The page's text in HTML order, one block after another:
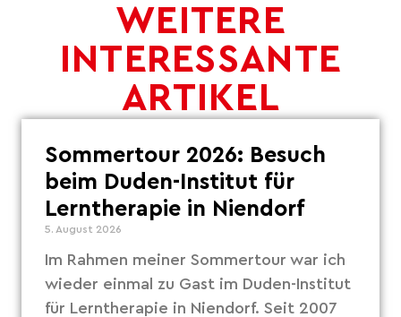
WEITERE
INTERESSANTE
ARTIKEL
Sommertour 2026: Besuch
beim Duden-Institut für
Lerntherapie in Niendorf
5. August 2026
Im Rahmen meiner Sommertour war ich
wieder einmal zu Gast im Duden-Institut
für Lerntherapie in Niendorf. Seit 2007